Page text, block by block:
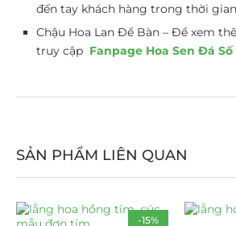
đến tay khách hàng trong thời
Chậu Hoa Lan Để Bàn – Để xem
truy cập Fanpage Hoa Sen Đá Số
SẢN PHẨM LIÊN QUAN
-15%